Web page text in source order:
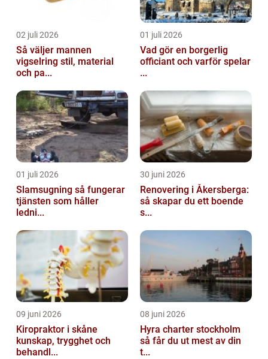
02 juli 2026
Så väljer mannen
vigselring stil, material
och pa...
01 juli 2026
Vad gör en borgerlig
officiant och varför spelar
...
01 juli 2026
Slamsugning så fungerar
tjänsten som håller
ledni...
30 juni 2026
Renovering i Åkersberga:
så skapar du ett boende
s...
09 juni 2026
Kiropraktor i skåne
kunskap, trygghet och
behandl...
08 juni 2026
Hyra charter stockholm
så får du ut mest av din
t...